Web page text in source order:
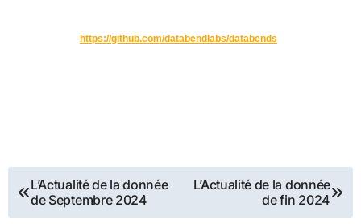
https://github.com/databendlabs/databends
Navigation
de
L’Actualité de la donnée
de Septembre 2024
L’Actualité de la donnée
de fin 2024